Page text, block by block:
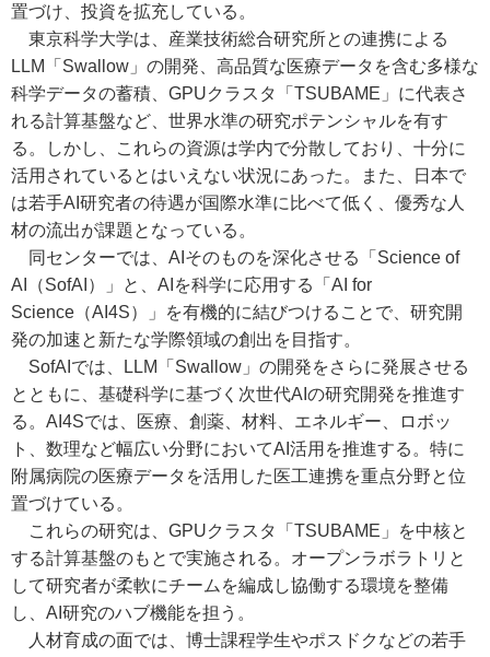
置づけ、投資を拡充している。
東京科学大学は、産業技術総合研究所との連携による
LLM「Swallow」の開発、高品質な医療データを含む多様な
科学データの蓄積、GPUクラスタ「TSUBAME」に代表さ
れる計算基盤など、世界水準の研究ポテンシャルを有す
る。しかし、これらの資源は学内で分散しており、十分に
活用されているとはいえない状況にあった。また、日本で
は若手AI研究者の待遇が国際水準に比べて低く、優秀な人
材の流出が課題となっている。
同センターでは、AIそのものを深化させる「Science of
AI（SofAI）」と、AIを科学に応用する「AI for
Science（AI4S）」を有機的に結びつけることで、研究開
発の加速と新たな学際領域の創出を目指す。
SofAIでは、LLM「Swallow」の開発をさらに発展させる
とともに、基礎科学に基づく次世代AIの研究開発を推進す
る。AI4Sでは、医療、創薬、材料、エネルギー、ロボッ
ト、数理など幅広い分野においてAI活用を推進する。特に
附属病院の医療データを活用した医工連携を重点分野と位
置づけている。
これらの研究は、GPUクラスタ「TSUBAME」を中核と
する計算基盤のもとで実施される。オープンラボラトリと
して研究者が柔軟にチームを編成し協働する環境を整備
し、AI研究のハブ機能を担う。
人材育成の面では、博士課程学生やポスドクなどの若手